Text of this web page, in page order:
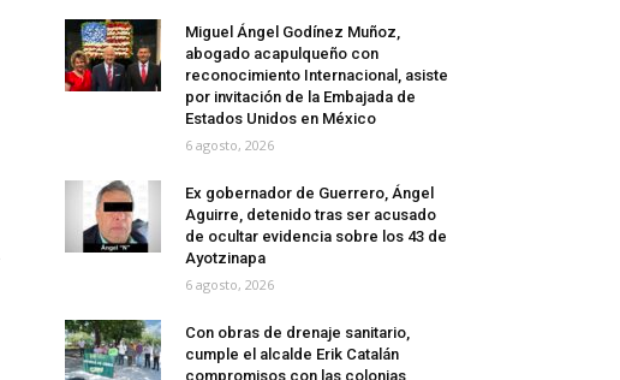
Miguel Ángel Godínez Muñoz,
abogado acapulqueño con
reconocimiento Internacional, asiste
por invitación de la Embajada de
Estados Unidos en México
6 agosto, 2026
Ex gobernador de Guerrero, Ángel
Aguirre, detenido tras ser acusado
de ocultar evidencia sobre los 43 de
Ayotzinapa
6 agosto, 2026
Con obras de drenaje sanitario,
cumple el alcalde Erik Catalán
compromisos con las colonias